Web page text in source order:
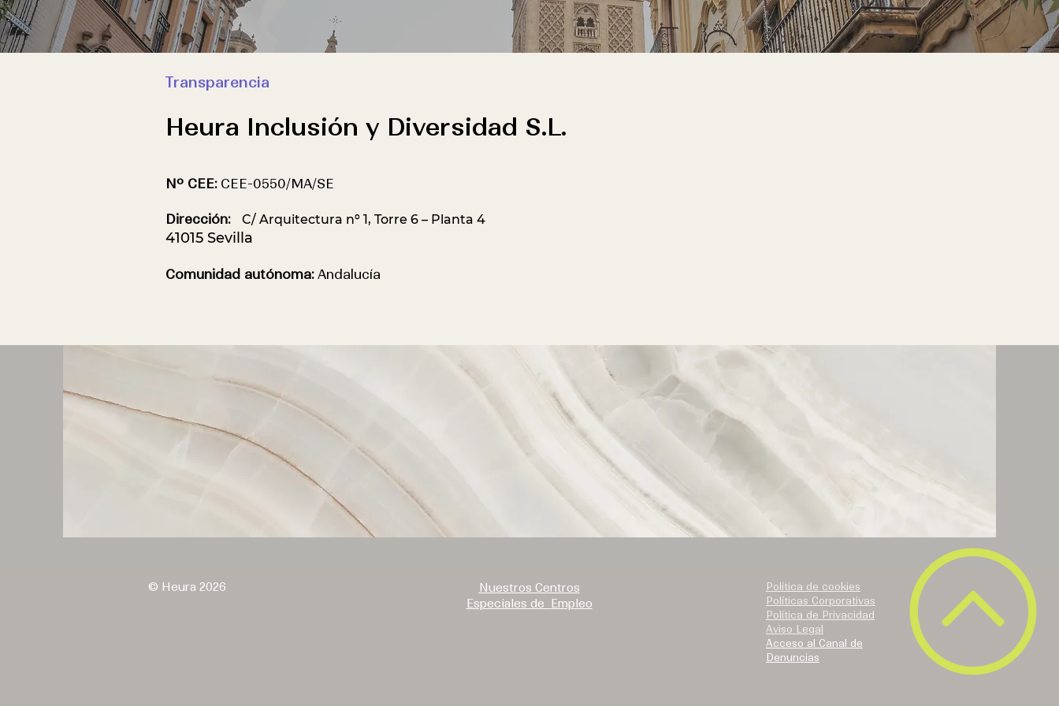
Transparencia
Heura Inclusión y Diversidad S.L.
Nº CEE:CEE-0550/MA/SE
Dirección: C/ Arquitectura nº 1, Torre 6 – Planta 4
​41015 Sevilla
Comunidad autónoma:Andalucía
© Heura 2026
Nuestros Centros
Especiales de Empleo
Política de cookies
Políticas Corporativas
Política de Privacidad
Aviso Legal
Acceso al Canal de
Denuncias